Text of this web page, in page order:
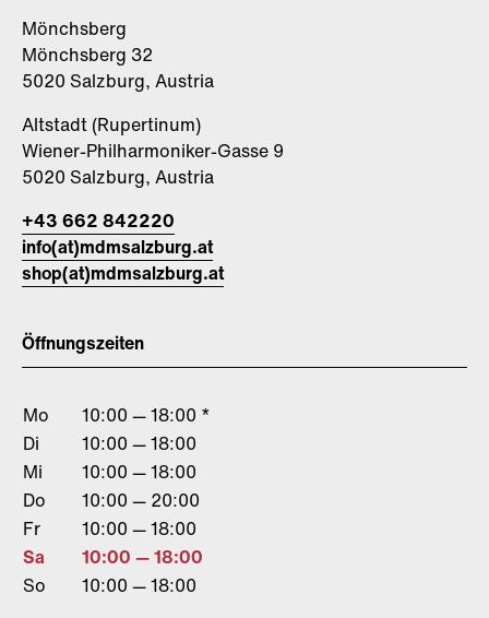
Mönchsberg
Mönchsberg 32
5020 Salzburg, Austria
Altstadt (Rupertinum)
Wiener-Philharmoniker-Gasse 9
5020 Salzburg, Austria
+43 662 842220
info(at)mdmsalzburg.at
shop(at)mdmsalzburg.at
Öffnungszeiten
Mo
10:00 — 18:00 *
Di
10:00 — 18:00
Mi
10:00 — 18:00
Do
10:00 — 20:00
Fr
10:00 — 18:00
Sa
10:00 — 18:00
So
10:00 — 18:00